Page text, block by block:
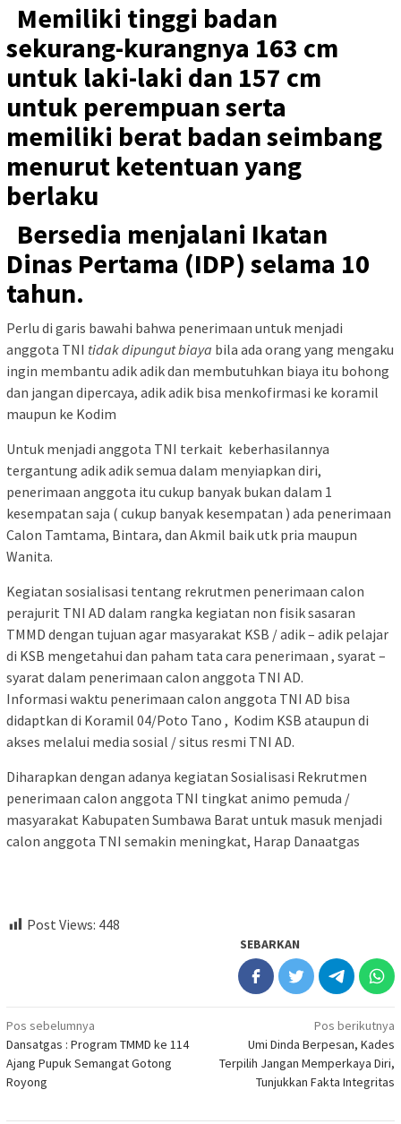
Memiliki tinggi badan
sekurang-kurangnya 163 cm
untuk laki-laki dan 157 cm
untuk perempuan serta
memiliki berat badan seimbang
menurut ketentuan yang
berlaku
Bersedia menjalani Ikatan
Dinas Pertama (IDP) selama 10
tahun.
Perlu di garis bawahi bahwa penerimaan untuk menjadi
anggota TNI tidak dipungut biaya bila ada orang yang mengaku
ingin membantu adik adik dan membutuhkan biaya itu bohong
dan jangan dipercaya, adik adik bisa menkofirmasi ke koramil
maupun ke Kodim
Untuk menjadi anggota TNI terkait keberhasilannya
tergantung adik adik semua dalam menyiapkan diri,
penerimaan anggota itu cukup banyak bukan dalam 1
kesempatan saja ( cukup banyak kesempatan ) ada penerimaan
Calon Tamtama, Bintara, dan Akmil baik utk pria maupun
Wanita.
Kegiatan sosialisasi tentang rekrutmen penerimaan calon
perajurit TNI AD dalam rangka kegiatan non fisik sasaran
TMMD dengan tujuan agar masyarakat KSB / adik – adik pelajar
di KSB mengetahui dan paham tata cara penerimaan , syarat –
syarat dalam penerimaan calon anggota TNI AD.
Informasi waktu penerimaan calon anggota TNI AD bisa
didaptkan di Koramil 04/Poto Tano , Kodim KSB ataupun di
akses melalui media sosial / situs resmi TNI AD.
Diharapkan dengan adanya kegiatan Sosialisasi Rekrutmen
penerimaan calon anggota TNI tingkat animo pemuda /
masyarakat Kabupaten Sumbawa Barat untuk masuk menjadi
calon anggota TNI semakin meningkat, Harap Danaatgas
Post Views: 448
SEBARKAN
Navigasi
pos
Pos sebelumnya
Dansatgas : Program TMMD ke 114
Ajang Pupuk Semangat Gotong
Royong
Pos berikutnya
Umi Dinda Berpesan, Kades
Terpilih Jangan Memperkaya Diri,
Tunjukkan Fakta Integritas